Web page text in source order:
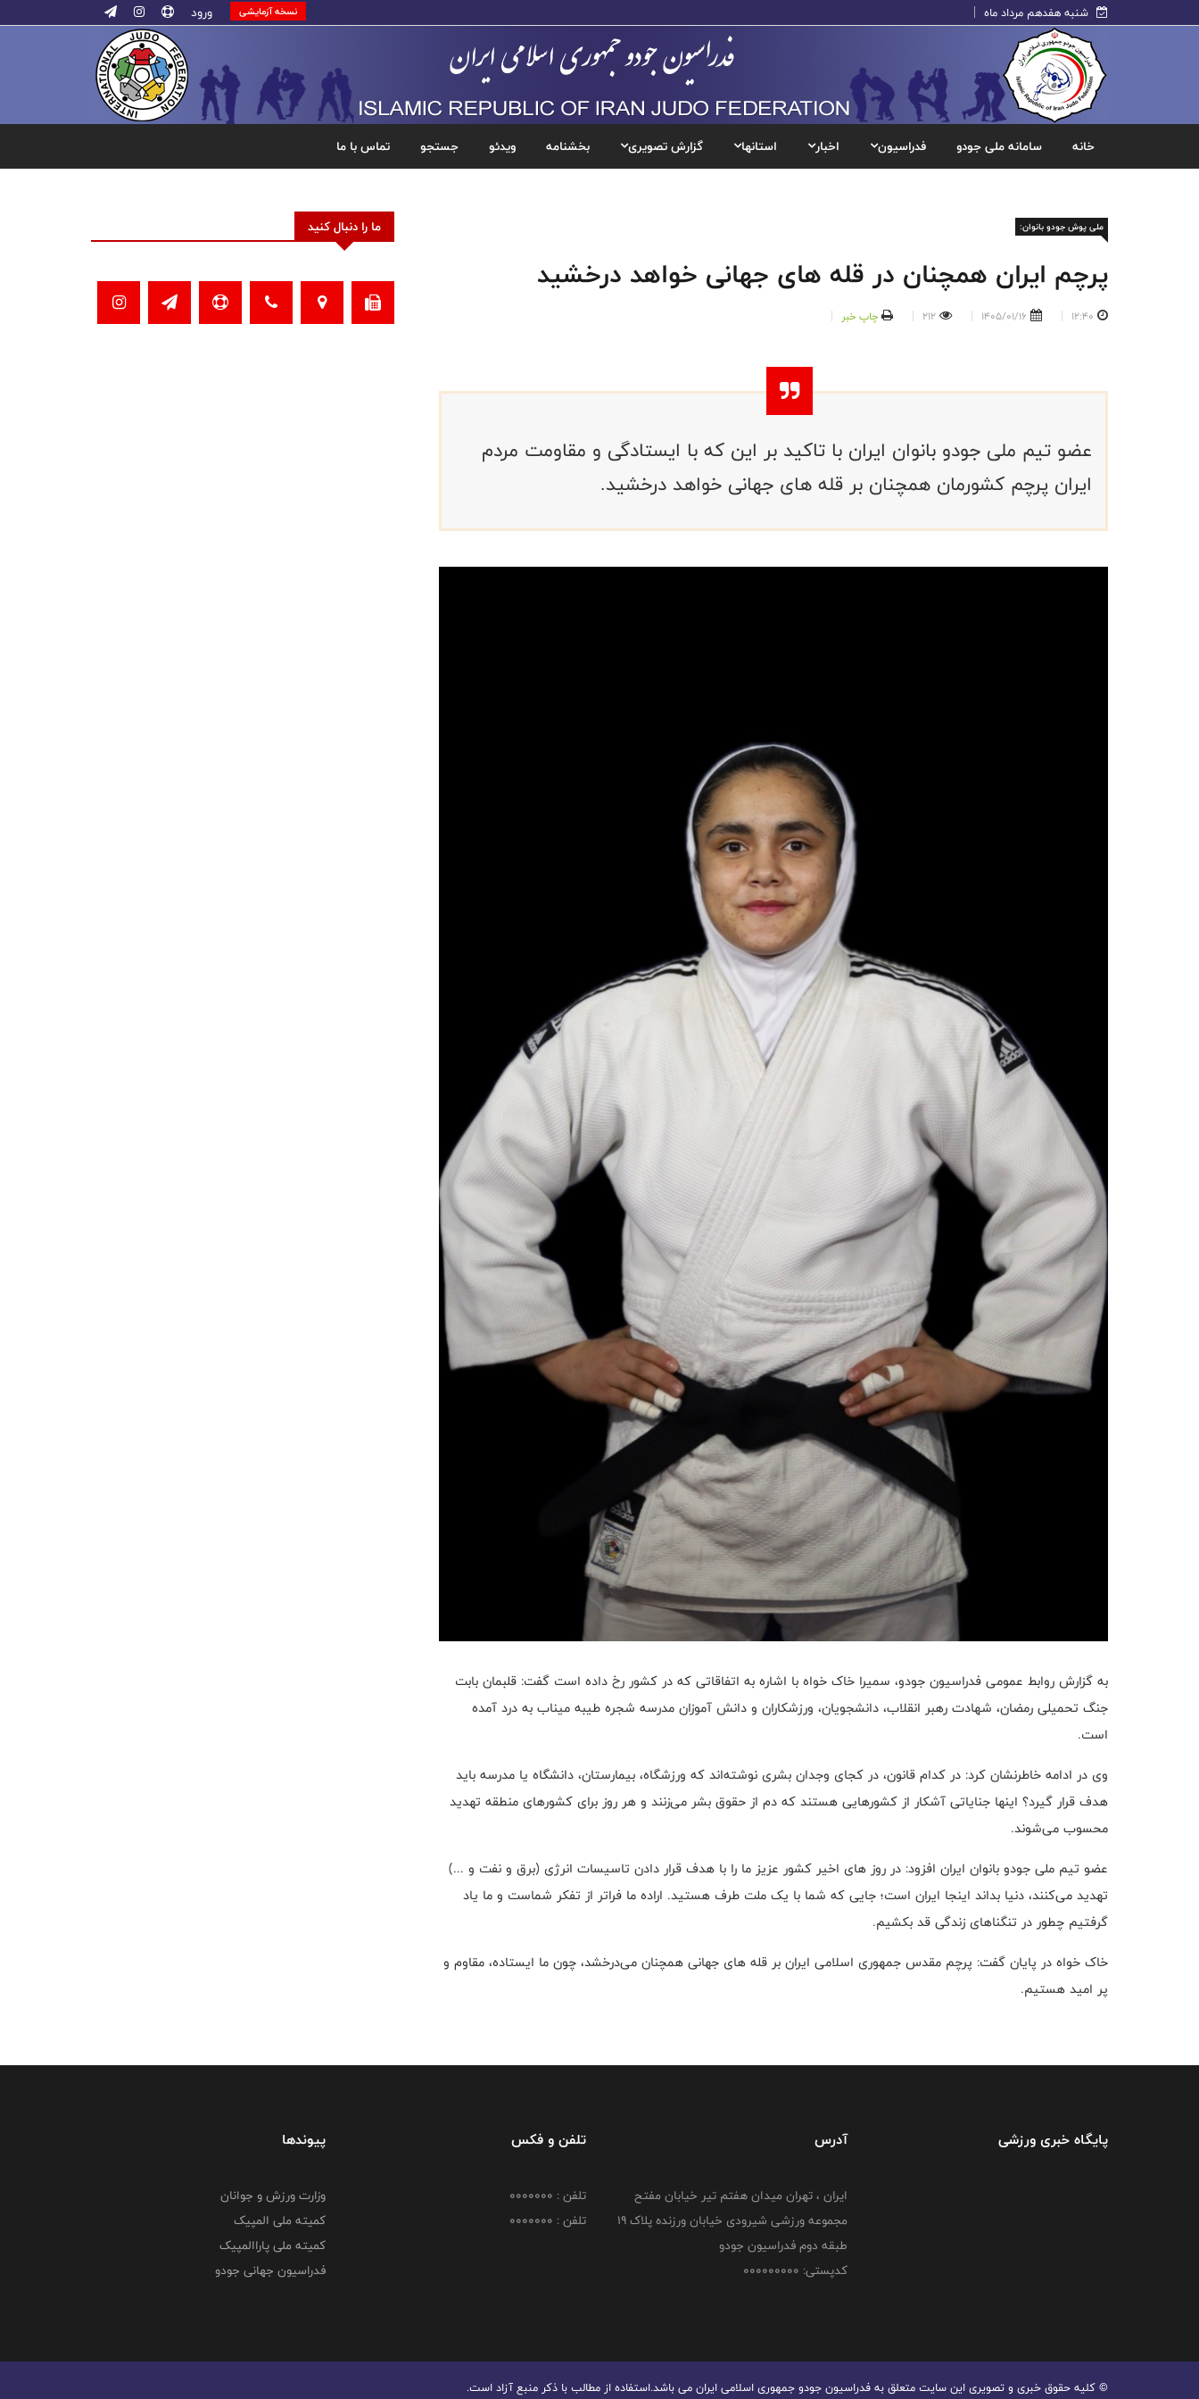
شنبه هفدهم مرداد ماه نسخه آزمایشی ورود
خانه سامانه ملی جودو فدراسیون اخبار استانها گزارش تصویری بخشنامه ویدئو جستجو تماس با ما
ملی پوش جودو بانوان:
پرچم ایران همچنان در قله های جهانی خواهد درخشید
12:40
1405/01/16
212 چاپ خبر
عضو تیم ملی جودو بانوان ایران با تاکید بر این که با ایستادگی و مقاومت مردم
ایران پرچم کشورمان همچنان بر قله های جهانی خواهد درخشید.
به گزارش روابط عمومی فدراسیون جودو، سمیرا خاک خواه با اشاره به اتفاقاتی که در کشور رخ داده است گفت: قلبمان بابت
جنگ تحمیلی رمضان، شهادت رهبر انقلاب، دانشجویان، ورزشکاران و دانش آموزان مدرسه شجره طیبه میناب به درد آمده
است.
وی در ادامه خاطرنشان کرد: در کدام قانون، در کجای وجدان بشری نوشته‌اند که ورزشگاه، بیمارستان، دانشگاه یا مدرسه باید
هدف قرار گیرد؟ اینها جنایاتی آشکار از کشورهایی هستند که دم از حقوق بشر می‌زنند و هر روز برای کشورهای منطقه تهدید
محسوب می‌شوند.
عضو تیم ملی جودو بانوان ایران افزود: در روز های اخیر کشور عزیز ما را با هدف قرار دادن تاسیسات انرژی (برق و نفت و ...)
تهدید می‌کنند، دنیا بداند اینجا ایران است؛ جایی که شما با یک ملت طرف هستید. اراده‌ ما فراتر از تفکر شماست و ما یاد
گرفتیم چطور در تنگناهای زندگی قد بکشیم.
خاک خواه در پایان گفت: پرچم مقدس جمهوری اسلامی ایران بر قله های جهانی همچنان می‌درخشد، چون ما ایستاده، مقاوم و
پر امید هستیم.
ما را دنبال کنید
پایگاه خبری ورزشی آدرس
ایران ، تهران میدان هفتم تیر خیابان مفتح
مجموعه ورزشی شیرودی خیابان ورزنده پلاک ۱۹
طبقه دوم فدراسیون جودو
کدپستی: 000000000
تلفن و فکس
تلفن : 0000000
تلفن : 0000000
پیوندها
وزارت ورزش و جوانان
کمیته ملی المپیک
کمیته ملی پاراالمپیک
فدراسیون جهانی جودو
© کليه حقوق خبری و تصويری اين سايت متعلق به فدراسیون جودو جمهوری اسلامی ایران می باشد.استفاده از مطالب با ذكر منبع آزاد است.